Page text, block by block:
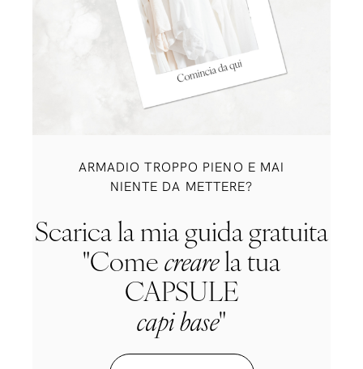
ARMADIO TROPPO PIENO E MAI
NIENTE DA METTERE?
Scarica la mia guida gratuita
"Come crearela tua
CAPSULE
capi base"